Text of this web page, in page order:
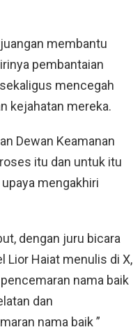
membantu
pembantaian
mencegah
kejahatan mereka.
Dewan Keamanan
itu dan untuk itu
mengakhiri
dengan juru bicara
Lior Haiat menulis di X,
nama baik
dan
nama baik ”